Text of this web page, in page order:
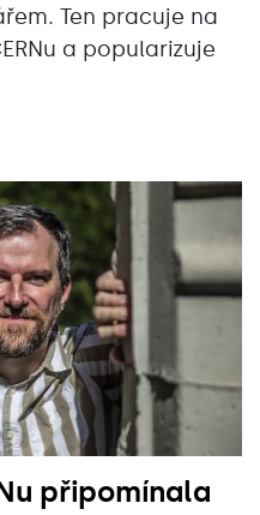
Ten pracuje na
a popularizuje
připomínala